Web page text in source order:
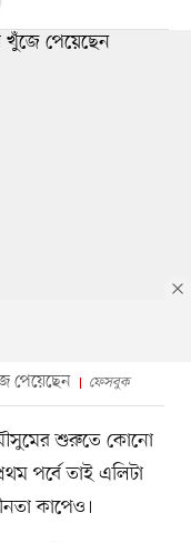
পেয়েছেন ফেসবুক
শুরুতে কোনো
পর্বে তাই এলিটা
কাপেও।